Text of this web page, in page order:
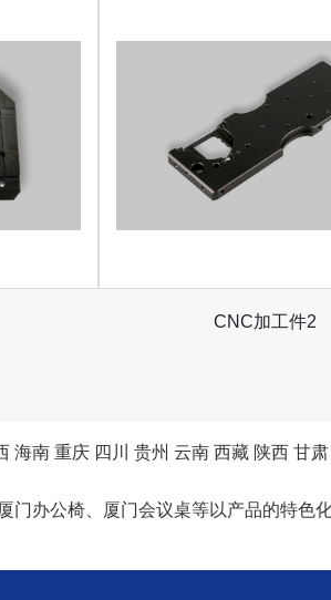
CNC加工件2
海南 重庆 四川 贵州 云南 西藏 陕西 甘肃
门办公椅、厦门会议桌等以产品的特色